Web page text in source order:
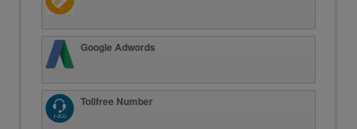
Google Adwords
Tollfree Number